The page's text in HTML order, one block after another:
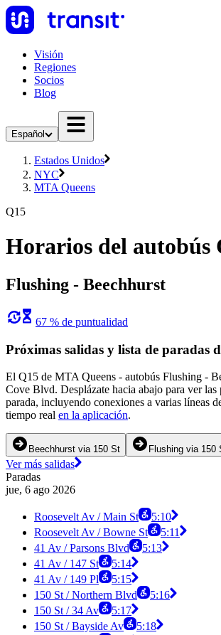
Visión
Regiones
Socios
Blog
Español
Estados Unidos
NYC
MTA Queens
Q15
Horarios del autobús
Flushing - Beechhurst
67 % de puntualidad
Próximas salidas y lista de paradas
El Q15 de MTA Queens - autobús Flushing -
Cove Blvd. Desplázate hacia abajo para ver las
parada, incluyendo conexiones a varias líneas
tiempo real en la aplicación.
Beechhurst via 150 St Flushing via 150
Ver más salidas
Paradas
jue, 6 ago 2026
Roosevelt Av / Main St
5:10
Roosevelt Av / Bowne St
5:11
41 Av / Parsons Blvd
5:13
41 Av / 147 St
5:14
41 Av / 149 Pl
5:15
150 St / Northern Blvd
5:16
150 St / 34 Av
5:17
150 St / Bayside Av
5:18